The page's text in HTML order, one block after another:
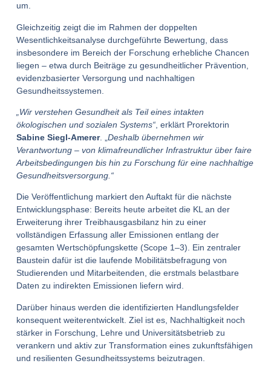
um.
Gleichzeitig zeigt die im Rahmen der doppelten
Wesentlichkeitsanalyse durchgeführte Bewertung, dass
insbesondere im Bereich der Forschung erhebliche Chancen
liegen – etwa durch Beiträge zu gesundheitlicher Prävention,
evidenzbasierter Versorgung und nachhaltigen
Gesundheitssystemen.
„Wir verstehen Gesundheit als Teil eines intakten
ökologischen und sozialen Systems“, erklärt Prorektorin
Sabine Siegl-Amerer. „ Deshalb übernehmen wir
Verantwortung – von klimafreundlicher Infrastruktur über faire
Arbeitsbedingungen bis hin zu Forschung für eine nachhaltige
Gesundheitsversorgung.“
Die Veröffentlichung markiert den Auftakt für die nächste
Entwicklungsphase: Bereits heute arbeitet die KL an der
Erweiterung ihrer Treibhausgasbilanz hin zu einer
vollständigen Erfassung aller Emissionen entlang der
gesamten Wertschöpfungskette (Scope 1–3). Ein zentraler
Baustein dafür ist die laufende Mobilitätsbefragung von
Studierenden und Mitarbeitenden, die erstmals belastbare
Daten zu indirekten Emissionen liefern wird.
Darüber hinaus werden die identifizierten Handlungsfelder
konsequent weiterentwickelt. Ziel ist es, Nachhaltigkeit noch
stärker in Forschung, Lehre und Universitätsbetrieb zu
verankern und aktiv zur Transformation eines zukunftsfähigen
und resilienten Gesundheitssystems beizutragen.